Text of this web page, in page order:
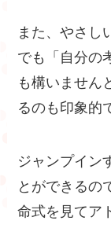
また、やさし
でも「自分の
も構いません
るのも印象的
ジャンプイン
とができるの
命式を見てア